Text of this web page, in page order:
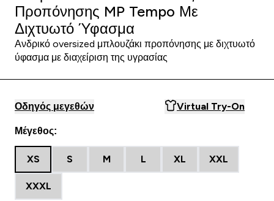
Προπόνησης MP Tempo Με
Διχτυωτό Ύφασμα
Ανδρικό oversized μπλουζάκι προπόνησης με διχτυωτό
ύφασμα με διαχείριση της υγρασίας
Οδηγός μεγεθών Virtual Try-On
Μέγεθος:
XS S M L XL XXL
XXXL